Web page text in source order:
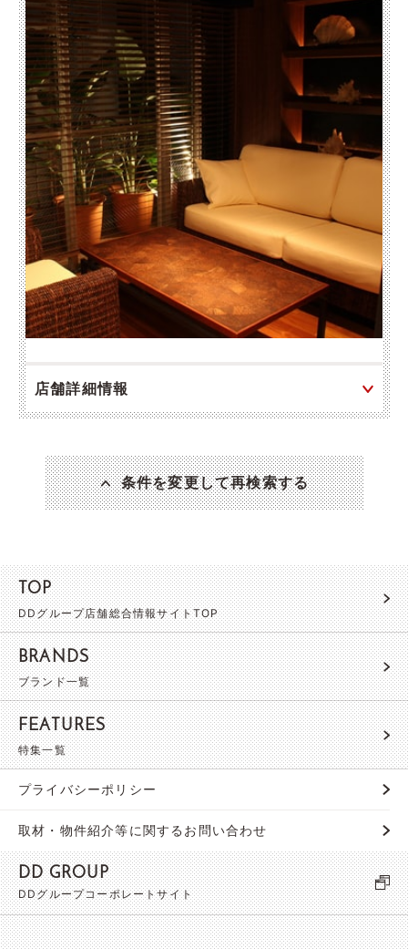
店舗詳細情報
条件を変更して再検索する
TOP
DDグループ店舗総合情報サイトTOP
BRANDS
ブランド一覧
FEATURES
特集一覧
プライバシーポリシー
取材・物件紹介等に関するお問い合わせ
DD GROUP
DDグループコーポレートサイト